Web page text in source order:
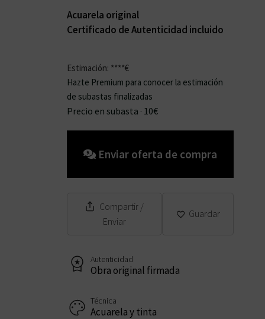
Acuarela original
Certificado de Autenticidad incluido
Estimación: ****€
Hazte Premium para conocer la estimación
de subastas finalizadas
Precio en subasta · 10€
Enviar oferta de compra
Compartir /
Enviar
Guardar
Autenticidad
Obra original firmada
Técnica
Acuarela y tinta